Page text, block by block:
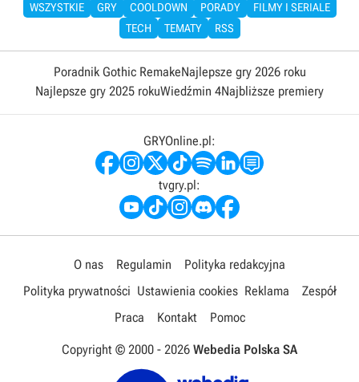
WSZYSTKIE GRY COOLDOWN PORADY
FILMY I SERIALE
TECH
TEMATY RSS
Poradnik Gothic RemakeNajlepsze gry 2026 roku
Najlepsze gry 2025 rokuWiedźmin 4Najbliższe premiery
GRYOnline.pl:
tvgry.pl:
O nas Regulamin
Polityka redakcyjna
Polityka prywatności Ustawienia cookies Reklama
Zespół
Praca
Kontakt Pomoc
Copyright © 2000 - 2026 Webedia Polska SA